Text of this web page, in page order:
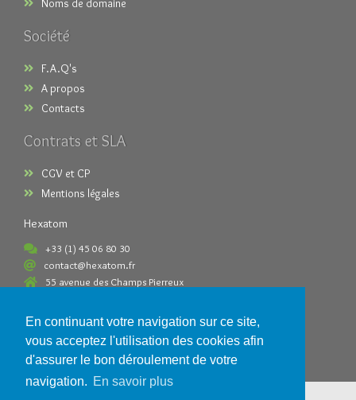
En continuant votre navigation sur ce site,
vous acceptez l'utilisation des cookies afin
d'assurer le bon déroulement de votre
navigation. En savoir plus
Noms de domaine
Société
F.A.Q's
A propos
Contacts
Contrats et SLA
CGV et CP
Mentions légales
Hexatom
+33 (1) 45 06 80 30
contact@hexatom.fr
55 avenue des Champs Pierreux
Paiements acceptés